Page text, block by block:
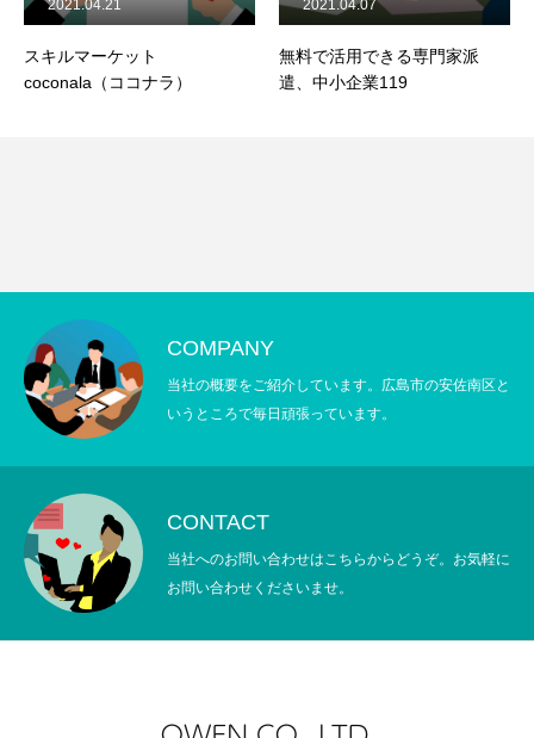
スキルマーケット
coconala（ココナラ）
2021.04.21
無料で活用できる専門家派
遣、中小企業119
2021.04.07
COMPANY
当社の概要をご紹介しています。広島市の安佐南区と
いうところで毎日頑張っています。
CONTACT
当社へのお問い合わせはこちらからどうぞ。お気軽に
お問い合わせくださいませ。